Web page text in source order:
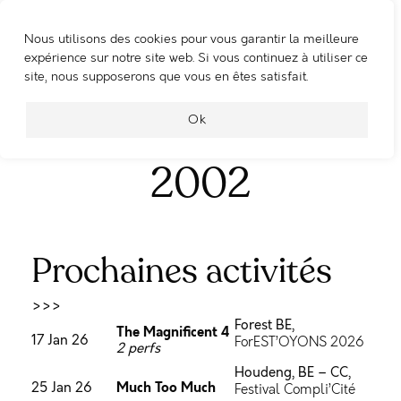
Nous utilisons des cookies pour vous garantir la meilleure
expérience sur notre site web. Si vous continuez à utiliser ce
site, nous supposerons que vous en êtes satisfait.
Ok
WOOSHING MACHINE
Portfolio Category :
2002
Prochaines activités
>>>
17 Jan 26 The Magnificent 4
2 perfs
Forest BE,
ForEST’OYONS 2026
25 Jan 26 Much Too Much
Houdeng, BE – CC,
Festival Compli’Cité